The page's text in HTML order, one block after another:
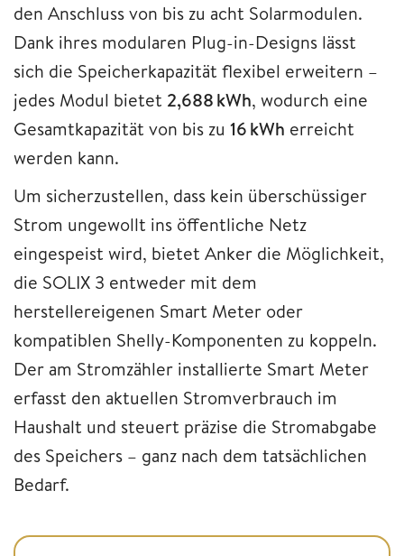
den Anschluss von bis zu acht Solarmodulen.
Dank ihres modularen Plug-in-Designs lässt
sich die Speicherkapazität flexibel erweitern –
jedes Modul bietet 2,688 kWh, wodurch eine
Gesamtkapazität von bis zu 16 kWh erreicht
werden kann.
Um sicherzustellen, dass kein überschüssiger
Strom ungewollt ins öffentliche Netz
eingespeist wird, bietet Anker die Möglichkeit,
die SOLIX 3 entweder mit dem
herstellereigenen Smart Meter oder
kompatiblen Shelly-Komponenten zu koppeln.
Der am Stromzähler installierte Smart Meter
erfasst den aktuellen Stromverbrauch im
Haushalt und steuert präzise die Stromabgabe
des Speichers – ganz nach dem tatsächlichen
Bedarf.